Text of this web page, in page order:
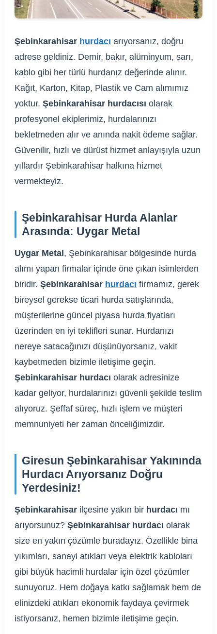
Şebinkarahisar hurdacı arıyorsanız, doğru
adrese geldiniz. Demir, bakır, alüminyum, sarı,
kablo gibi her türlü hurdanız değerinde alınır.
Kağıt, Karton, Kitap, Plastik ve Cam alımımız
yoktur. Şebinkarahisar hurdacısı olarak
profesyonel ekiplerimiz, hurdalarınızı
bekletmeden alır ve anında nakit ödeme sağlar.
Güvenilir, hızlı ve dürüst hizmet anlayışıyla uzun
yıllardır Şebinkarahisar halkına hizmet
vermekteyiz.
Şebinkarahisar Hurda Alanlar
Arasında: Uygar Metal
Uygar Metal, Şebinkarahisar bölgesinde hurda
alımı yapan firmalar içinde öne çıkan isimlerden
biridir. Şebinkarahisar hurdacı firmamız, gerek
bireysel gerekse ticari hurda satışlarında,
müşterilerine güncel piyasa hurda fiyatları
üzerinden en iyi teklifleri sunar. Hurdanızı
nereye satacağınızı düşünüyorsanız, vakit
kaybetmeden bizimle iletişime geçin.
Şebinkarahisar hurdacı olarak adresinize
kadar geliyor, hurdalarınızı güvenli şekilde teslim
alıyoruz. Şeffaf süreç, hızlı işlem ve müşteri
memnuniyeti her zaman önceliğimizdir.
Giresun Şebinkarahisar Yakınında
Hurdacı Arıyorsanız Doğru
Yerdesiniz!
Şebinkarahisar ilçesine yakın bir hurdacı mı
arıyorsunuz? Şebinkarahisar hurdacı olarak
size en yakın çözümle buradayız. Özellikle bina
yıkımları, sanayi atıkları veya elektrik kabloları
gibi büyük hacimli hurdalar için özel çözümler
sunuyoruz. Hem doğaya katkı sağlamak hem de
elinizdeki atıkları ekonomik faydaya çevirmek
istiyorsanız, hemen bizimle iletişime geçin.